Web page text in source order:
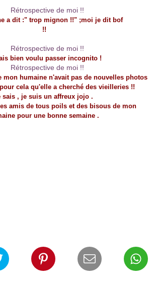
a dit :" trop mignon !!" ;moi je dit bof
!!
bien voulu passer incognito !
mon humaine n'avait pas de nouvelles photos
cela qu'elle a cherché des vieilleries !!
sais , je suis un affreux jojo .
amis de tous poils et des bisous de mon
pour une bonne semaine .